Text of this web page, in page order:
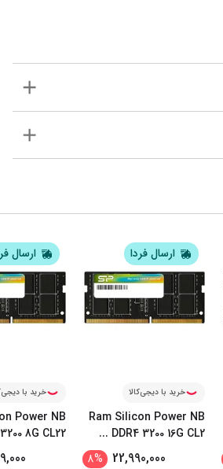
ارسال فردا
خرید با دیجی‌کالا
Ram Silicon Power NB
DDR4 3200 16G CL2
...
22,990,000
%
8
ارسال
خرید با
Power NB
8G CL22